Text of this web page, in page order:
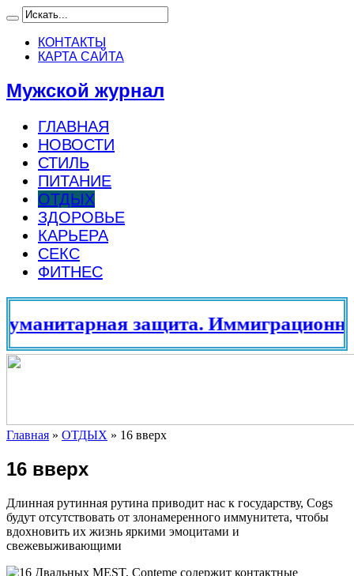
КОНТАКТЫ
КАРТА САЙТА
Мужской журнал
ГЛАВНАЯ
НОВОСТИ
СТИЛЬ
ПИТАНИЕ
ОТДЫХ
ЗДОРОВЬЕ
КАРЬЕРА
СЕКС
ФИТНЕС
защита. Иммиграционный
Главная » ОТДЫХ » 16 вверх
16 вверх
Длинная рутинная рутина приводит нас к государству, Cogs
будут отсутствовать от злонамеренного иммунитета, чтобы
вдохновить их жизнь яркими эмоцитами и
свежевыживающими